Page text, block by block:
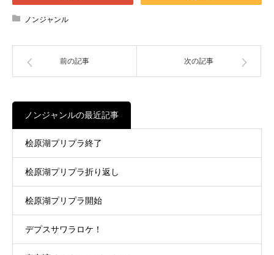
ノンジャンル
前の記事 次の記事
ノンジャンルの最近記事
桧原湖プリプラ終了
桧原湖プリプラ折り返し
桧原湖プリプラ開始
デプスサワラロケ！